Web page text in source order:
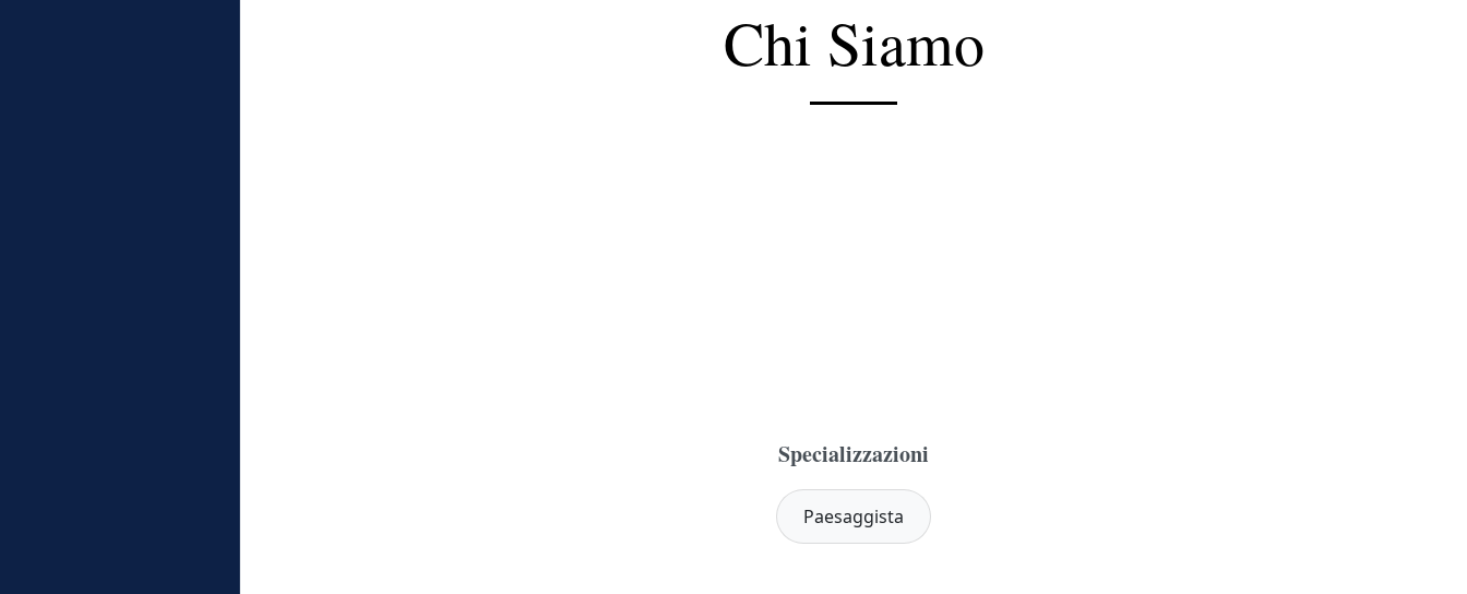
Chi Siamo
Specializzazioni
Paesaggista